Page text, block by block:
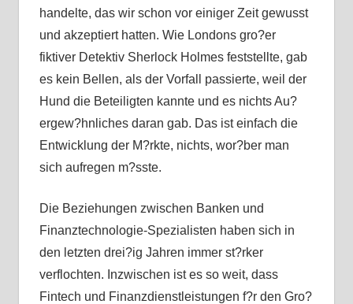
handelte, das wir schon vor einiger Zeit gewusst
und akzeptiert hatten. Wie Londons gro?er
fiktiver Detektiv Sherlock Holmes feststellte, gab
es kein Bellen, als der Vorfall passierte, weil der
Hund die Beteiligten kannte und es nichts Au?
ergew?hnliches daran gab. Das ist einfach die
Entwicklung der M?rkte, nichts, wor?ber man
sich aufregen m?sste.
Die Beziehungen zwischen Banken und
Finanztechnologie-Spezialisten haben sich in
den letzten drei?ig Jahren immer st?rker
verflochten. Inzwischen ist es so weit, dass
Fintech und Finanzdienstleistungen f?r den Gro?